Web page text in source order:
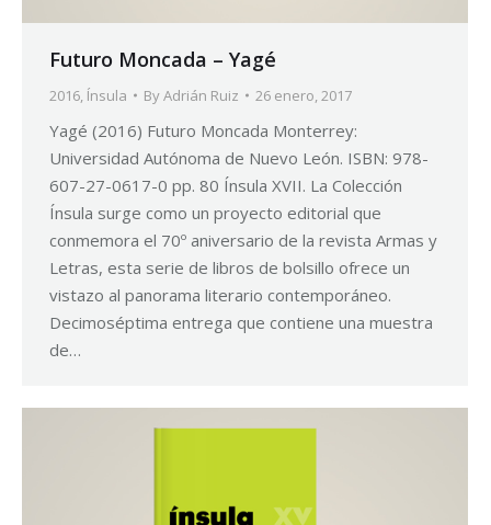
Futuro Moncada – Yagé
2016, Ínsula ByAdrián Ruiz 26 enero, 2017
Yagé (2016) Futuro Moncada Monterrey:
Universidad Autónoma de Nuevo León. ISBN: 978-
607-27-0617-0 pp. 80 Ínsula XVII. La Colección
Ínsula surge como un proyecto editorial que
conmemora el 70º aniversario de la revista Armas y
Letras, esta serie de libros de bolsillo ofrece un
vistazo al panorama literario contemporáneo.
Decimoséptima entrega que contiene una muestra
de…